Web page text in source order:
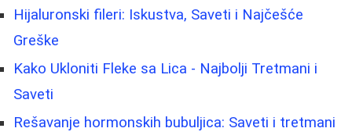
Hijaluronski fileri: Iskustva, Saveti i Najčešće
Greške
Kako Ukloniti Fleke sa Lica - Najbolji Tretmani i
Saveti
Rešavanje hormonskih bubuljica: Saveti i tretmani